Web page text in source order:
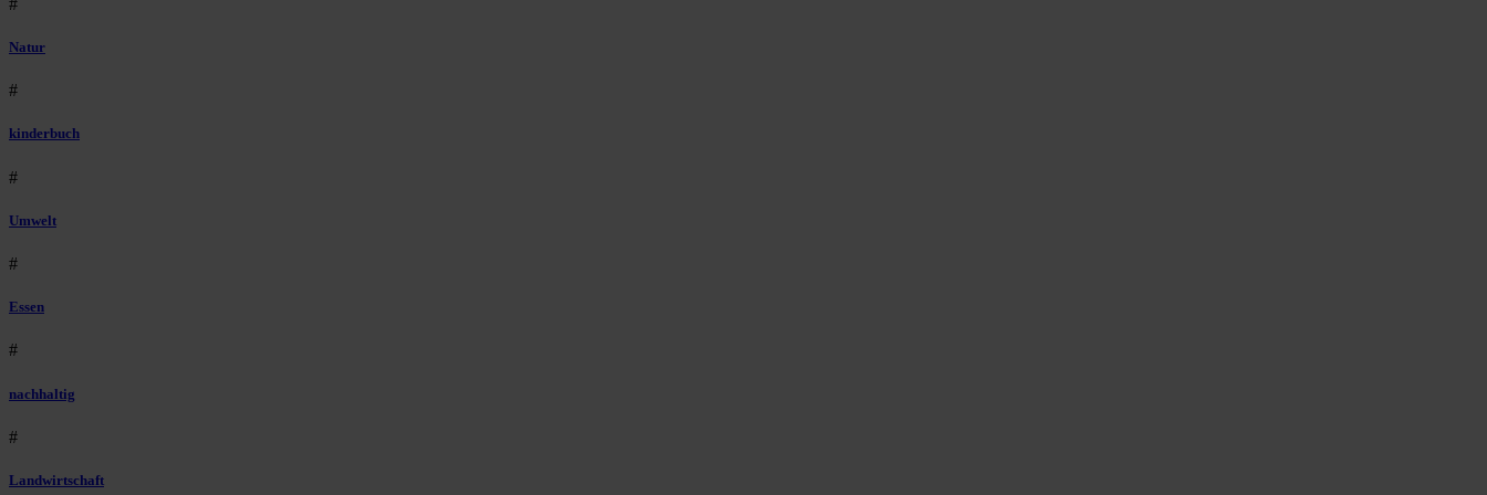
#
Natur
#
kinderbuch
#
Umwelt
#
Essen
#
nachhaltig
#
Landwirtschaft